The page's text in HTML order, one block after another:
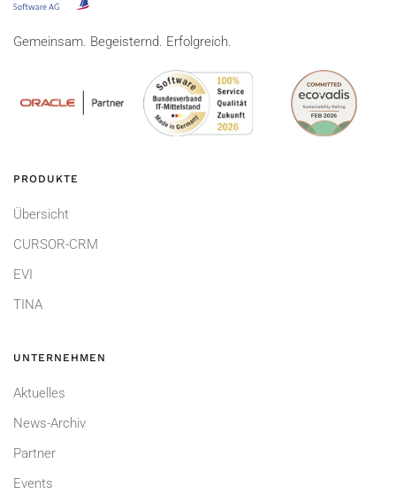
Gemeinsam. Begeisternd. Erfolgreich.
PRODUKTE
Übersicht
CURSOR-CRM
EVI
TINA
UNTERNEHMEN
Aktuelles
News-Archiv
Partner
Events